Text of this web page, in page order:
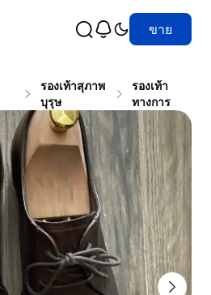
ขาย
รองเท้าสุภาพ
บุรุษ
รองเท้า
ทางการ